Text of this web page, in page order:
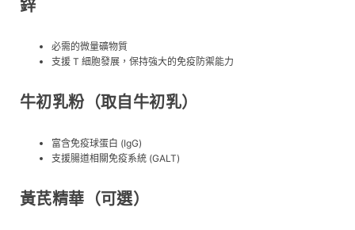
鋅
必需的微量礦物質
支援 T 細胞發展，保持強大的免疫防禦能力
牛初乳粉（取自牛初乳）
富含免疫球蛋白 (IgG)
支援腸道相關免疫系統 (GALT)
黃芪精華（可選）